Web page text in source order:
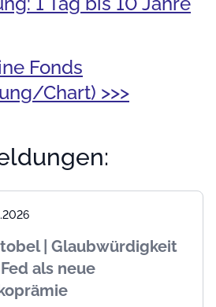
Fonds
Chart) >>>
| Glaubwürdigkeit
als neue